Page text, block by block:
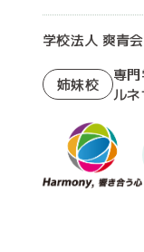
学校法人 爽青会
姉妹校
専
ル